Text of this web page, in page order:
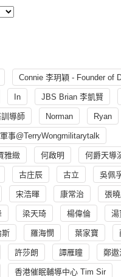
Connie 李玥穎 - Founder of
In JBS Brian 李凱賢
導師 Norman Ryan
事@TerryWongmilitarytalk
雅緻 何啟明 何爵天導
古庄辰 古立 吳佩
宋浩暉 康常治 張
梁天琦 楊偉倫 湯
斯 羅海憫 葉家寶
許莎朗 譚雁瞳 鄭遨
香港催眠輔導中心 Tim Sir